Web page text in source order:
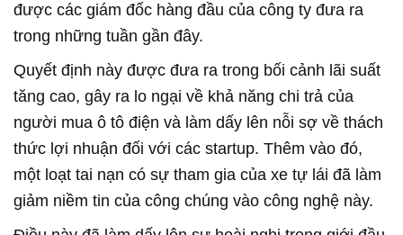
được các giám đốc hàng đầu của công ty đưa ra
trong những tuần gần đây.
Quyết định này được đưa ra trong bối cảnh lãi suất
tăng cao, gây ra lo ngại về khả năng chi trả của
người mua ô tô điện và làm dấy lên nỗi sợ về thách
thức lợi nhuận đối với các startup. Thêm vào đó,
một loạt tai nạn có sự tham gia của xe tự lái đã làm
giảm niềm tin của công chúng vào công nghệ này.